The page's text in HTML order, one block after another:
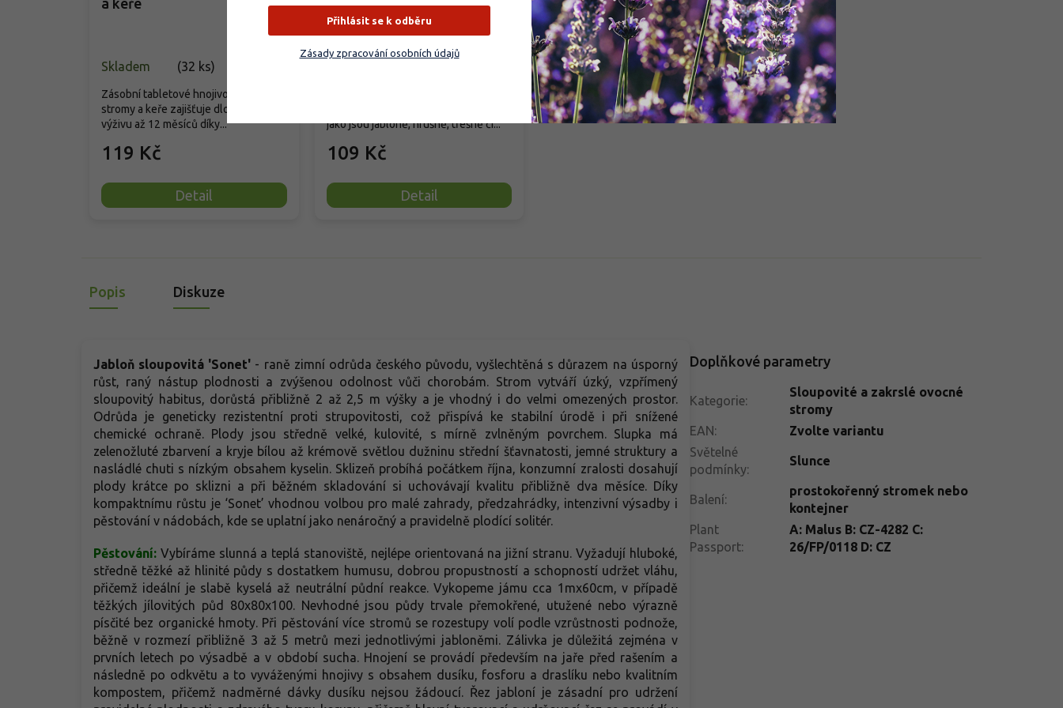
Skladem (32 ks)
119 Kč
Detail
Zásobní tabletové hnojivo pro ovocné
stromy a keře zajišťuje dlouhodobou
výživu až 12 měsíců díky...
109 Kč
Detail
jako jsou jabloně, hrušně, třešně či...
Popis Diskuze
Jabloň sloupovitá 'Sonet' - raně zimní odrůda českého původu, vyšlechtěná s důrazem na úsporný
růst, raný nástup plodnosti a zvýšenou odolnost vůči chorobám. Strom vytváří úzký, vzpřímený
sloupovitý habitus, dorůstá přibližně 2 až 2,5 m výšky a je vhodný i do velmi omezených prostor.
Odrůda je geneticky rezistentní proti strupovitosti, což přispívá ke stabilní úrodě i při snížené
chemické ochraně. Plody jsou středně velké, kulovité, s mírně zvlněným povrchem. Slupka má
zelenožluté zbarvení a kryje bílou až krémově světlou dužninu střední šťavnatosti, jemné struktury a
nasládlé chuti s nízkým obsahem kyselin. Sklizeň probíhá počátkem října, konzumní zralosti dosahují
plody krátce po sklizni a při běžném skladování si uchovávají kvalitu přibližně dva měsíce. Díky
kompaktnímu růstu je ‘Sonet’ vhodnou volbou pro malé zahrady, předzahrádky, intenzivní výsadby i
pěstování v nádobách, kde se uplatní jako nenáročný a pravidelně plodící solitér.
Pěstování: Vybíráme slunná a teplá stanoviště, nejlépe orientovaná na jižní stranu. Vyžadují hluboké,
středně těžké až hlinité půdy s dostatkem humusu, dobrou propustností a schopností udržet vláhu,
přičemž ideální je slabě kyselá až neutrální půdní reakce. Vykopeme jámu cca 1mx60cm, v případě
těžkých jílovitých půd 80x80x100. Nevhodné jsou půdy trvale přemokřené, utužené nebo výrazně
písčité bez organické hmoty. Při pěstování více stromů se rozestupy volí podle vzrůstnosti podnože,
běžně v rozmezí přibližně 3 až 5 metrů mezi jednotlivými jabloněmi. Zálivka je důležitá zejména v
prvních letech po výsadbě a v období sucha. Hnojení se provádí především na jaře před rašením a
následně po odkvětu a to vyváženými hnojivy s obsahem dusíku, fosforu a draslíku nebo kvalitním
kompostem, přičemž nadměrné dávky dusíku nejsou žádoucí. Řez jabloní je zásadní pro udržení
Doplňkové parametry
Kategorie:
Sloupovité a zakrslé ovocné
stromy
EAN:
Zvolte variantu
Světelné
podmínky:
Slunce
Balení:
prostokořenný stromek nebo
kontejner
Plant
Passport:
A: Malus B: CZ-4282 C:
26/FP/0118 D: CZ
Přihlásit se k odběru
Zásady zpracování osobních údajů